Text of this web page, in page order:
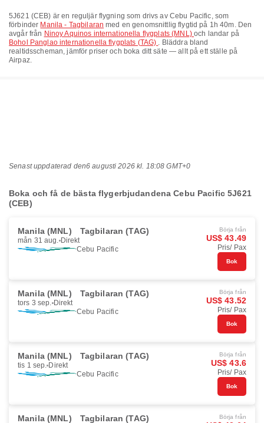
5J621 (CEB) är en reguljär flygning som drivs av Cebu Pacific, som
förbinder Manila - Tagbilaran med en genomsnittlig flygtid på 1h 40m. Den
avgår från Ninoy Aquinos internationella flygplats (MNL) och landar på
Bohol Panglao internationella flygplats (TAG) . Bläddra bland
realtidsscheman, jämför priser och boka ditt säte — allt på ett ställe på
Airpaz.
Senast uppdaterad den6 augusti 2026 kl. 18:08 GMT+0
Boka och få de bästa flygerbjudandena Cebu Pacific 5J621
(CEB)
Manila (MNL) Tagbilaran (TAG)
mån 31 aug. Direkt
Cebu Pacific
Börja från
US$ 43.49
Pris/ Pax
Bok
Manila (MNL) Tagbilaran (TAG)
tors 3 sep. Direkt
Cebu Pacific
Börja från
US$ 43.52
Pris/ Pax
Bok
Manila (MNL) Tagbilaran (TAG)
tis 1 sep. Direkt
Cebu Pacific
Börja från
US$ 43.6
Pris/ Pax
Bok
Manila (MNL) Tagbilaran (TAG) Börja från